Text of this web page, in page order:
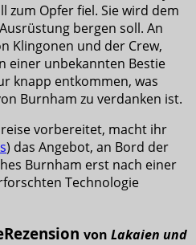
zum Opfer fiel. Sie wird dem
bergen soll. An
Klingonen und der Crew,
einer unbekannten Bestie
knapp entkommen, was
Burnham zu verdanken ist.
vorbereitet, macht ihr
) das Angebot, an Bord der
Burnham erst nach einer
Technologie
Rezension von Lakaien und